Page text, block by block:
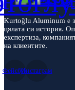
Kurtoğlu Aluminum е
цялата си история.
експертиза,
на клиентите.
ФейсбукИнстаграм